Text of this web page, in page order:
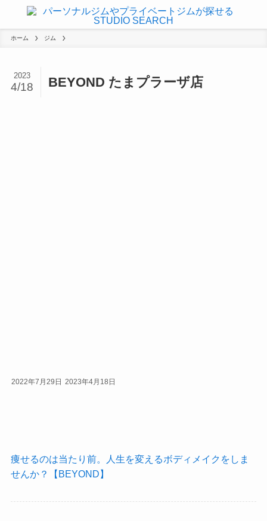
ホーム ジム
BEYOND たまプラーザ店
2023
4/18
2022年7月29日 2023年4月18日
痩せるのは当たり前。人生を変えるボディメイクをしま
せんか？【BEYOND】